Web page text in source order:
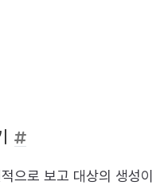
으로 보고 대상의 생성이